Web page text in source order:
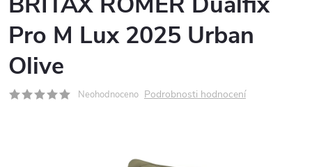
Pro M Lux 2025 Urban
Olive
Neohodnoceno Podrobnosti hodnocení